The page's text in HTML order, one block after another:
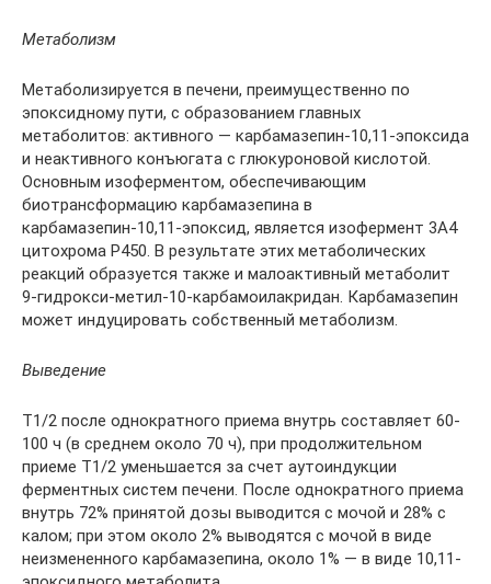
Метаболизм
Метаболизируется в печени, преимущественно по
эпоксидному пути, с образованием главных
метаболитов: активного — карбамазепин-10,11-эпоксида
и неактивного конъюгата с глюкуроновой кислотой.
Основным изоферментом, обеспечивающим
биотрансформацию карбамазепина в
карбамазепин-10,11-эпоксид, является изофермент 3А4
цитохрома Р450. В результате этих метаболических
реакций образуется также и малоактивный метаболит
9-гидрокси-метил-10-карбамоилакридан. Карбамазепин
может индуцировать собственный метаболизм.
Выведение
Т1/2 после однократного приема внутрь составляет 60-
100 ч (в среднем около 70 ч), при продолжительном
приеме Т1/2 уменьшается за счет аутоиндукции
ферментных систем печени. После однократного приема
внутрь 72% принятой дозы выводится с мочой и 28% с
калом; при этом около 2% выводятся с мочой в виде
неизмененного карбамазепина, около 1% — в виде 10,11-